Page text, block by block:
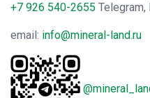
+7 926 540-2655 Telegram,
email: info@mineral-land.ru